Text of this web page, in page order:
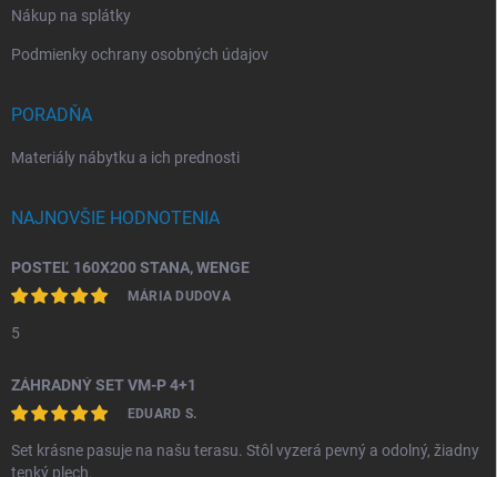
Nákup na splátky
Podmienky ochrany osobných údajov
PORADŇA
Materiály nábytku a ich prednosti
NAJNOVŠIE HODNOTENIA
POSTEĽ 160X200 STANA, WENGE
MÁRIA DUDOVA
5
ZÁHRADNÝ SET VM-P 4+1
EDUARD S.
Set krásne pasuje na našu terasu. Stôl vyzerá pevný a odolný, žiadny
tenký plech.